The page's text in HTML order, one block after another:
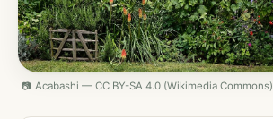
📷 Acabashi — CC BY-SA 4.0 (Wikimedia Commons)